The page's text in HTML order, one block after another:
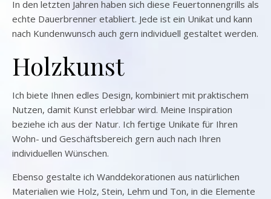
In den letzten Jahren haben sich diese Feuertonnengrills als
echte Dauerbrenner etabliert. Jede ist ein Unikat und kann
nach Kundenwunsch auch gern individuell gestaltet werden.
Holzkunst
Ich biete Ihnen edles Design, kombiniert mit praktischem
Nutzen, damit Kunst erlebbar wird. Meine Inspiration
beziehe ich aus der Natur. Ich fertige Unikate für Ihren
Wohn- und Geschäftsbereich gern auch nach Ihren
individuellen Wünschen.
Ebenso gestalte ich Wanddekorationen aus natürlichen
Materialien wie Holz, Stein, Lehm und Ton, in die Elemente